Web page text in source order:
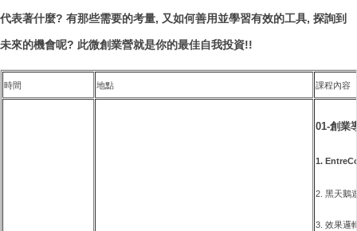
代表著什麼? 有那些需要的考量, 又如何善用並學習有效的工具, 探詢到
未來的機會呢? 此微創業營就是你的最佳自我投資!!
時間 地點 課程內容
01-創業
1.
2. 黑天鵝
3. 效果邏